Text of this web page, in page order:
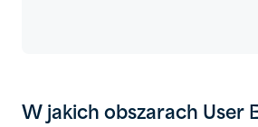
W jakich obszarach User